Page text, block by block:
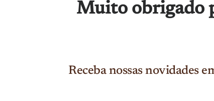
Muito obrigado
Receba nossas novidades